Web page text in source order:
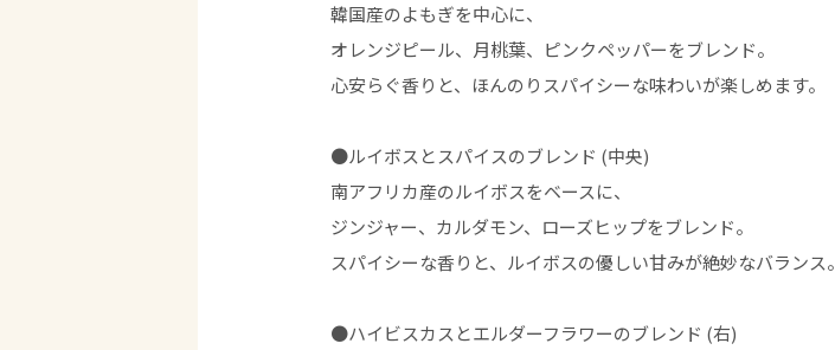
韓国産のよもぎを中心に、
オレンジピール、月桃葉、ピンクペッパーをブレンド。
心安らぐ香りと、ほんのりスパイシーな味わいが楽しめます。
●ルイボスとスパイスのブレンド (中央)
南アフリカ産のルイボスをベースに、
ジンジャー、カルダモン、ローズヒップをブレンド。
スパイシーな香りと、ルイボスの優しい甘みが絶妙なバランス。
●ハイビスカスとエルダーフラワーのブレンド (右)